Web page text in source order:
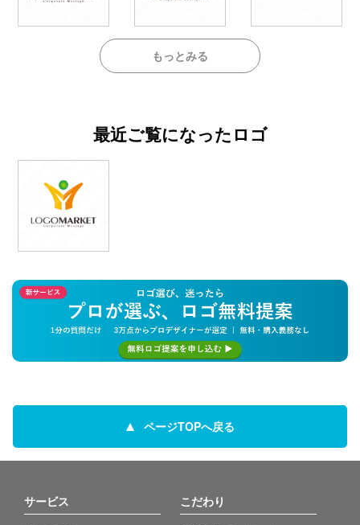
もっとみる
最近ご覧になったロゴ
ページTOPへ戻る
サービス こだわり